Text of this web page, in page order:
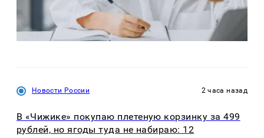
Новости России 2 часа назад
В «Чижике» покупаю плетеную корзинку за 499
рублей, но ягоды туда не набираю: 12